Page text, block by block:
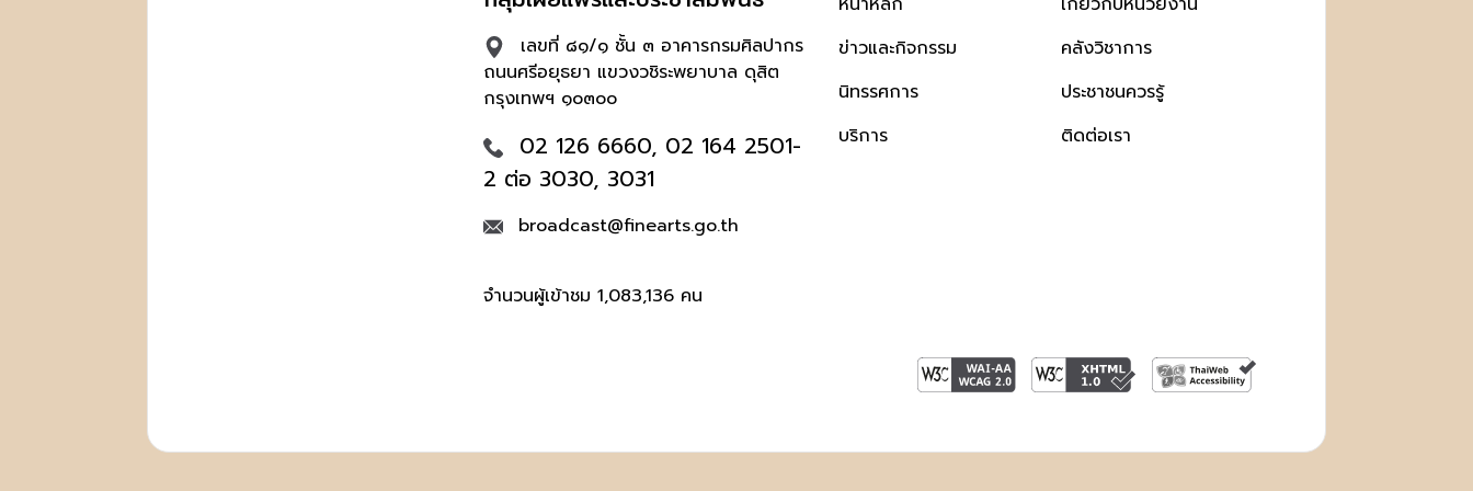
เลขที่ ๘๑/๑ ชั้น ๓ อาคารกรมศิลปากร
ถนนศรีอยุธยา แขวงวชิระพยาบาล ดุสิต
กรุงเทพฯ ๑๐๓๐๐
02 126 6660, 02 164 2501-
2 ต่อ 3030, 3031
broadcast@finearts.go.th
จำนวนผู้เข้าชม 1,083,136 คน
ข่าวและกิจกรรม
นิทรรศการ
บริการ
คลังวิชาการ
ประชาชนควรรู้
ติดต่อเรา